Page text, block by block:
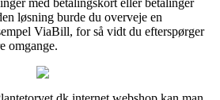
løsning burde du overveje en
ViaBill, for så vidt du efterspørger
omgange.